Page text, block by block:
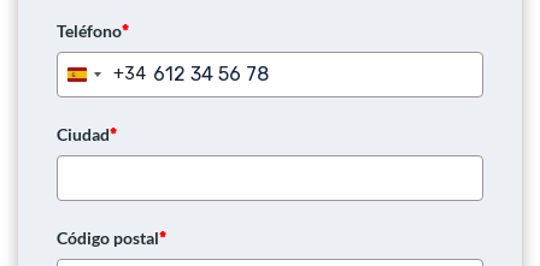
Teléfono*
Spain+34
Ciudad*
Código postal*